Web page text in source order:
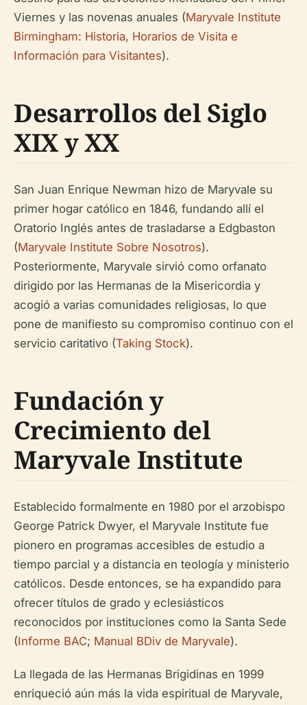
Viernes y las novenas anuales (Maryvale Institute
Birmingham: Historia, Horarios de Visita e
Información para Visitantes).
Desarrollos del Siglo
XIX y XX
San Juan Enrique Newman hizo de Maryvale su
primer hogar católico en 1846, fundando allí el
Oratorio Inglés antes de trasladarse a Edgbaston
(Maryvale Institute Sobre Nosotros).
Posteriormente, Maryvale sirvió como orfanato
dirigido por las Hermanas de la Misericordia y
acogió a varias comunidades religiosas, lo que
pone de manifiesto su compromiso continuo con el
servicio caritativo (Taking Stock).
Fundación y
Crecimiento del
Maryvale Institute
Establecido formalmente en 1980 por el arzobispo
George Patrick Dwyer, el Maryvale Institute fue
pionero en programas accesibles de estudio a
tiempo parcial y a distancia en teología y ministerio
católicos. Desde entonces, se ha expandido para
ofrecer títulos de grado y eclesiásticos
reconocidos por instituciones como la Santa Sede
(Informe BAC; Manual BDiv de Maryvale).
La llegada de las Hermanas Brigidinas en 1999
enriqueció aún más la vida espiritual de Maryvale,